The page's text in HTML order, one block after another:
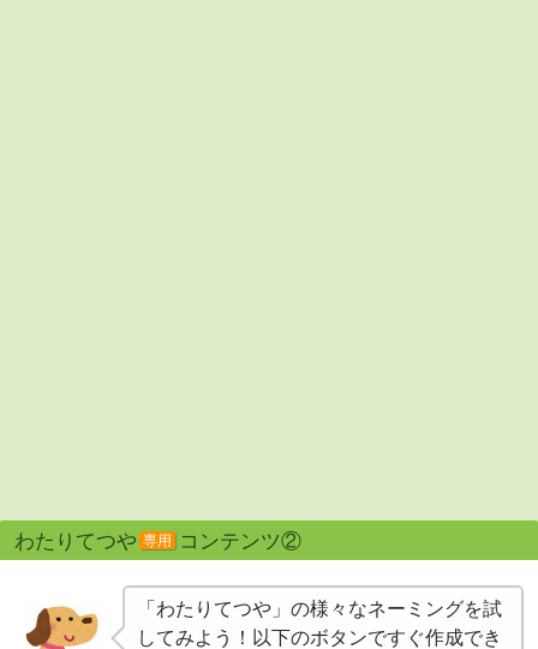
わたりてつや 専用 コンテンツ②
「わたりてつや」の様々なネーミングを試
してみよう！以下のボタンですぐ作成でき